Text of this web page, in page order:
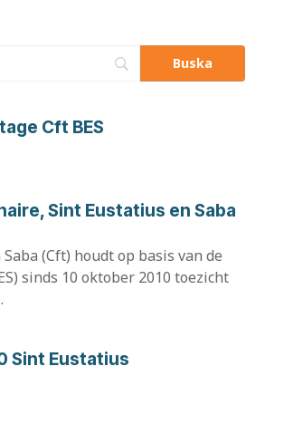
Cft BES
Sint Eustatius en Saba
(Cft) houdt op basis van de
sinds 10 oktober 2010 toezicht
Sint Eustatius